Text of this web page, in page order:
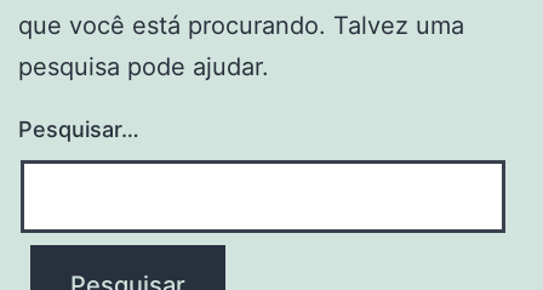
que você está procurando. Talvez uma
pesquisa pode ajudar.
Pesquisar…